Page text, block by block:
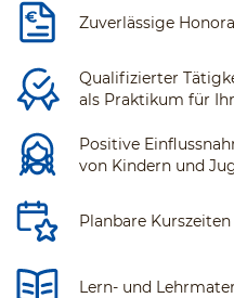
Zuverlässige
Qualifizierter
als Praktikum für
Positive
von Kindern und
Planbare
Lern- und